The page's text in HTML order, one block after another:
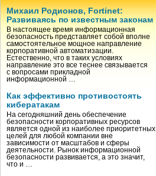
Михаил Родионов, Fortinet:
Развиваясь по известным законам
В настоящее время информационная
безопасность представляет собой вполне
самостоятельное мощное направление
корпоративной автоматизации.
Естественно, что в таких условиях
направление это все теснее связывается
с вопросами прикладной
информационной …
Как эффективно противостоять
кибератакам
На сегодняшний день обеспечение
безопасности корпоративных ресурсов
является одной из наиболее приоритетных
целей для любой компании вне
зависимости от масштабов и сферы
деятельности. Рынок информационной
безопасности развивается, а это значит,
что и …